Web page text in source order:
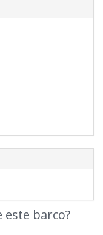
este barco?